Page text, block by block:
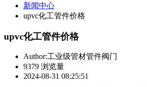
新闻中心
upvc化工管件价格
upvc化工管件价格
Author:工业级管材管件阀门
9379 浏览量
2024-08-31 08:25:51